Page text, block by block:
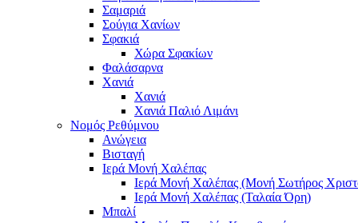
Σαμαριά
Σούγια Χανίων
Σφακιά
Χώρα Σφακίων
Φαλάσαρνα
Χανιά
Χανιά
Χανιά Παλιό Λιμάνι
Νομός Ρεθύμνου
Ανώγεια
Βισταγή
Ιερά Μονή Χαλέπας
Ιερά Μονή Χαλέπας (Μονή Σωτήρος
Ιερά Μονή Χαλέπας (Ταλαία Όρη)
Μπαλί